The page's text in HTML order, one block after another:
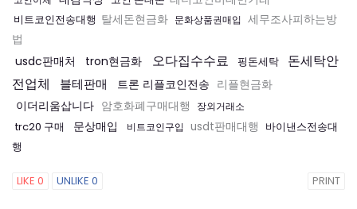
비트코인전송대행 탈세돈현금화 문화상품권매입 세무조사피하는방
법
usdc판매처 tron현금화 오다집수수료 핑돈세탁
돈세탁안
전업체
블테판매 트론 리플코인전송 리플현금화
이더리움삽니다 암호화폐구매대행 장외거래소
trc20 구매 문상매입 비트코인구입 usdt판매대행 바이낸스전송대
행
LIKE 0 UNLIKE 0 PRINT